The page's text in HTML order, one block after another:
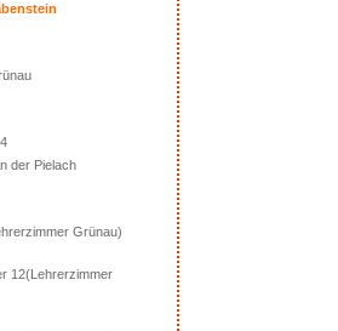
der Pielach
Grünau)
12(Lehrerzimmer